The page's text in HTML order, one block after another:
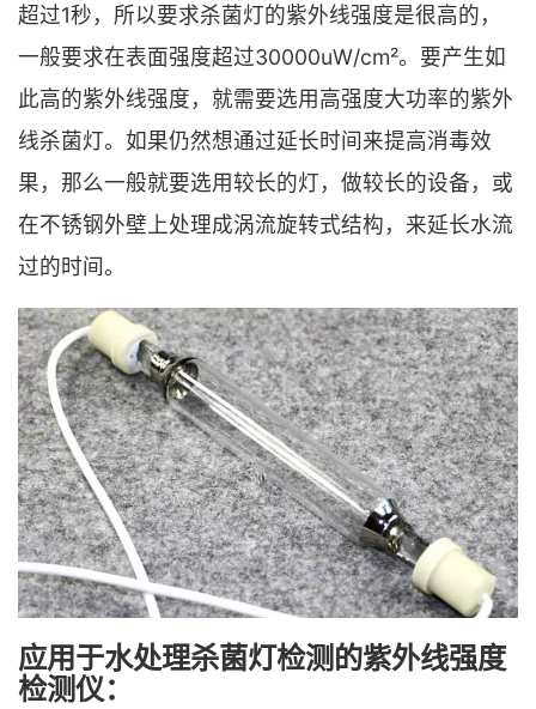
超过1秒，所以要求杀菌灯的紫外线强度是很高的，
一般要求在表面强度超过30000uW/cm²。要产生如
此高的紫外线强度，就需要选用高强度大功率的紫外
线杀菌灯。如果仍然想通过延长时间来提高消毒效
果，那么一般就要选用较长的灯，做较长的设备，或
在不锈钢外壁上处理成涡流旋转式结构，来延长水流
过的时间。
应用于水处理杀菌灯检测的紫外线强度
检测仪：